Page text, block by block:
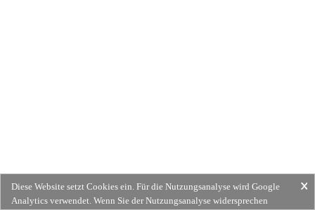
Diese Website setzt Cookies ein. Für die Nutzungsanalyse wird Google
Analytics verwendet. Wenn Sie der Nutzungsanalyse widersprechen